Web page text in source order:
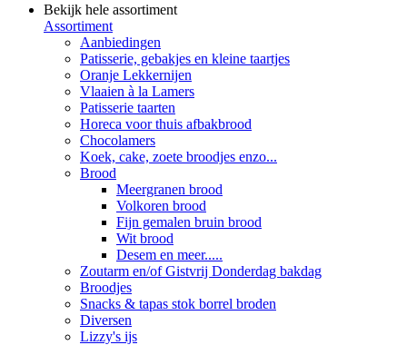
Bekijk hele assortiment
Assortiment
Aanbiedingen
Patisserie, gebakjes en kleine taartjes
Oranje Lekkernijen
Vlaaien à la Lamers
Patisserie taarten
Horeca voor thuis afbakbrood
Chocolamers
Koek, cake, zoete broodjes enzo...
Brood
Meergranen brood
Volkoren brood
Fijn gemalen bruin brood
Wit brood
Desem en meer.....
Zoutarm en/of Gistvrij Donderdag bakdag
Broodjes
Snacks & tapas stok borrel broden
Diversen
Lizzy's ijs